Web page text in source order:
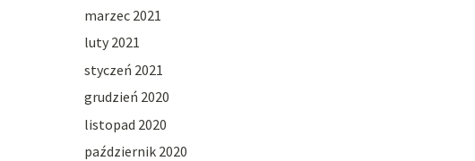
marzec 2021
luty 2021
styczeń 2021
grudzień 2020
listopad 2020
październik 2020